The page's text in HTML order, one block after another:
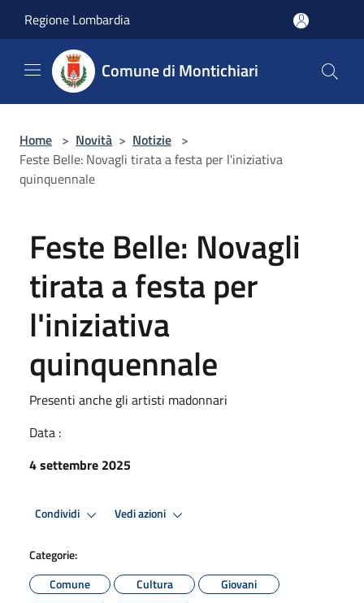
Regione Lombardia
Comune di Montichiari
Home > Novità > Notizie >
Feste Belle: Novagli tirata a festa per l'iniziativa
quinquennale
Feste Belle: Novagli
tirata a festa per
l'iniziativa
quinquennale
Presenti anche gli artisti madonnari
Data :
4 settembre 2025
Condividi Vedi azioni
Categorie:
Comune
Cultura
Giovani